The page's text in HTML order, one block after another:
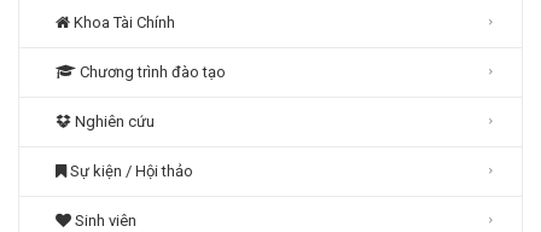
Khoa Tài Chính
Chương trình đào tạo
Nghiên cứu
Sự kiện / Hội thảo
Sinh viên